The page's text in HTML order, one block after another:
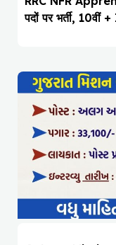
पदों पर भर्ती, 10वीं